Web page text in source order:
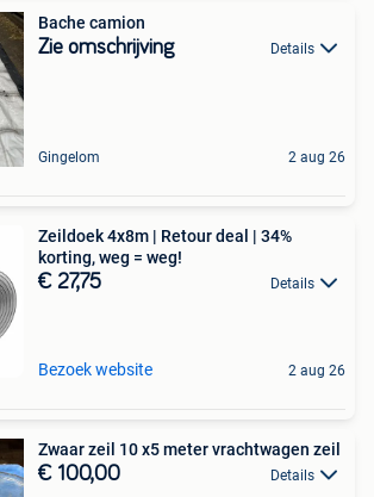
Bache camion
Zie omschrijving Details
Gingelom 2 aug 26
Zeildoek 4x8m | Retour deal | 34%
korting, weg = weg!
€ 27,75 Details
Bezoek website 2 aug 26
Zwaar zeil 10 x5 meter vrachtwagen zeil
€ 100,00 Details